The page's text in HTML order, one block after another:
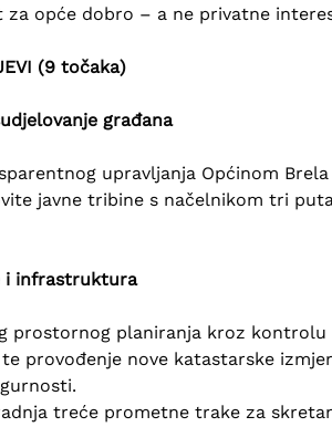
opće dobro – a ne privatne
(9 točaka)
građana
upravljanja Općinom
javne tribine s načelnikom tri
i infrastruktura
prostornog planiranja kroz
provođenje nove katastarske
treće prometne trake za